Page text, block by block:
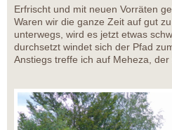
Erfrischt und mit neuen Vorräten
Waren wir die ganze Zeit auf gut
unterwegs, wird es jetzt etwas
durchsetzt windet sich der Pfad
Anstiegs treffe ich auf Meheza,